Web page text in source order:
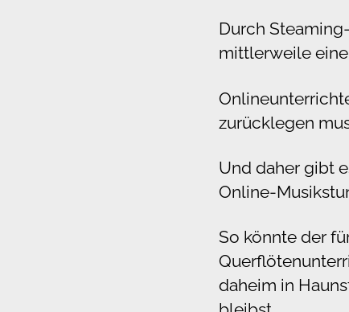
Durch
mittlerweile
zurücklegen
Und daher gibt
Online-
So könnte der
daheim in